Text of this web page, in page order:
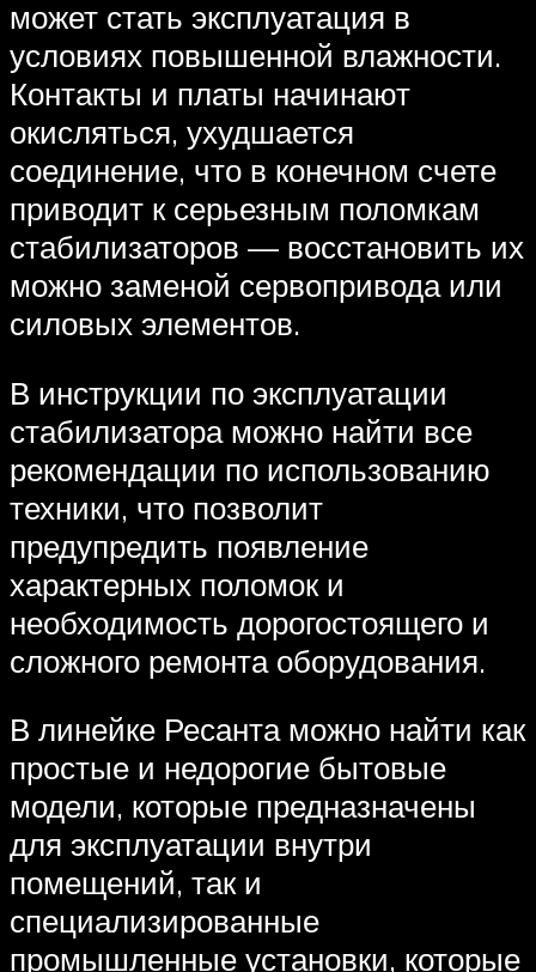
может стать эксплуатация в
условиях повышенной влажности.
Контакты и платы начинают
окисляться, ухудшается
соединение, что в конечном счете
приводит к серьезным поломкам
стабилизаторов — восстановить их
можно заменой сервопривода или
силовых элементов.
В инструкции по эксплуатации
стабилизатора можно найти все
рекомендации по использованию
техники, что позволит
предупредить появление
характерных поломок и
необходимость дорогостоящего и
сложного ремонта оборудования.
В линейке Ресанта можно найти как
простые и недорогие бытовые
модели, которые предназначены
для эксплуатации внутри
помещений, так и
специализированные
промышленные установки, которые